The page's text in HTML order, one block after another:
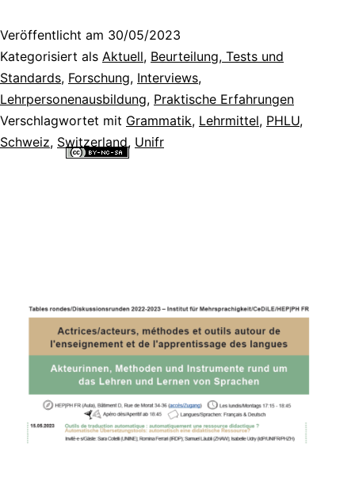
Veröffentlicht am 30/05/2023
Kategorisiert als Aktuell, Beurteilung, Tests und
Standards, Forschung, Interviews,
Lehrpersonenausbildung, Praktische Erfahrungen
Verschlagwortet mit Grammatik, Lehrmittel, PHLU,
Schweiz, Switzerland, Unifr